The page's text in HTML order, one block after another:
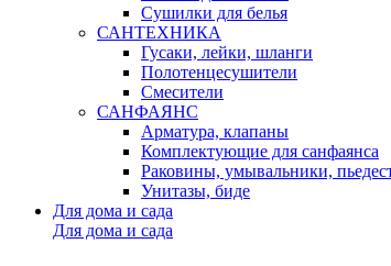
Сушилки для белья
САНТЕХНИКА
Гусаки, лейки, шланги
Полотенцесушители
Смесители
САНФАЯНС
Арматура, клапаны
Комплектующие для санфаянса
Раковины, умывальники,
Унитазы, биде
Для дома и сада
Для дома и сада